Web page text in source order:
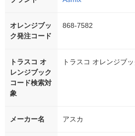
オレンジブッ
ク発注コード
868-7582
トラスコ オ
レンジブック
コード検索対
象
トラスコ オレンジブ
メーカー名 アスカ